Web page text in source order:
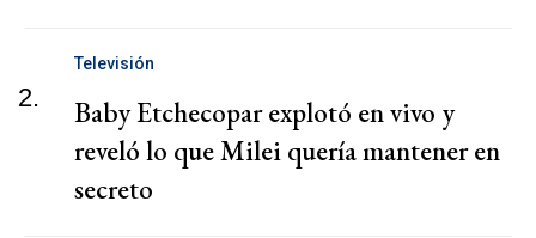
2.
Televisión
Baby Etchecopar explotó en vivo y
reveló lo que Milei quería mantener en
secreto